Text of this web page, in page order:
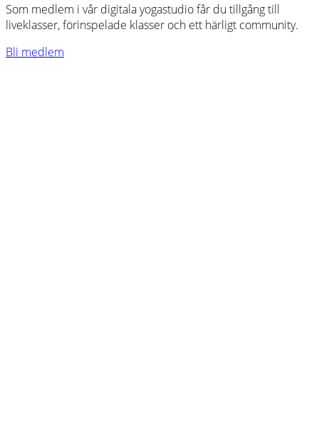
Som medlem i vår digitala yogastudio får du tillgång till
liveklasser, förinspelade klasser och ett härligt community.
Bli medlem